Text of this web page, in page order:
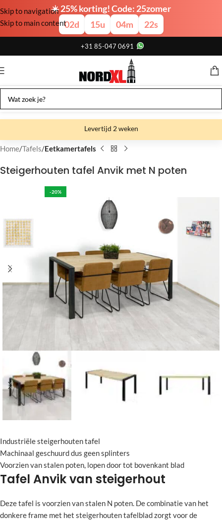
☀️ 25% korting! Code: 25zomer
02d 15u 04m 22s
Skip to navigation
Skip to main content
+31 85-047 0691
Levertijd 2 weken
Gratis verzending
Gratis afhalen
Home Tafels Eetkamertafels
Steigerhouten tafel Anvik met N poten
-20%
Industriële steigerhouten tafel
Machinaal geschuurd dus geen splinters
Voorzien van stalen poten, lopen door tot bovenkant blad
Tafel Anvik van steigerhout
Deze tafel is voorzien van stalen N poten. De combinatie van het
donkere frame met het steigerhouten tafelblad zorgt voor de